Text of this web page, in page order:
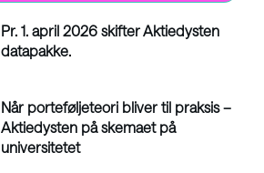
Pr. 1. april 2026 skifter Aktiedysten
datapakke.
Når porteføljeteori bliver til praksis –
Aktiedysten på skemaet på
universitetet